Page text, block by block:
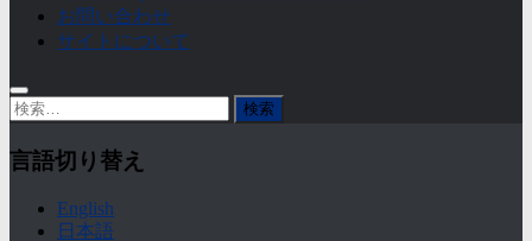
お問い合わせ
サイトについて
検
言語切り替え
English
日本語